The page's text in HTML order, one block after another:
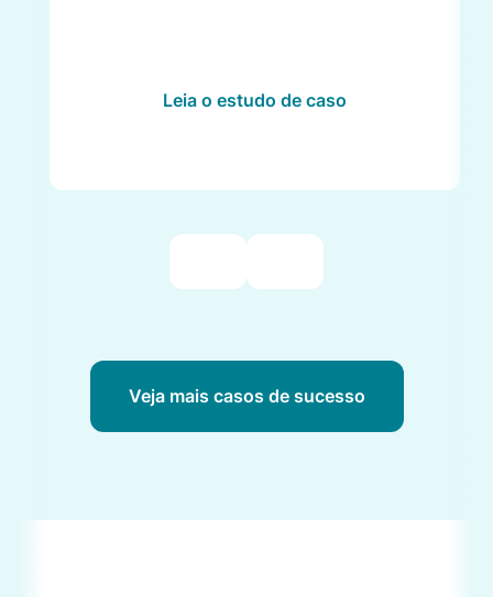
Leia o estudo de caso
Veja mais casos de sucesso